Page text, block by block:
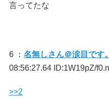
言ってたな
6 ： 名無しさん＠涙目です。
08:56:27.64 ID:1W19pZ/
>>2